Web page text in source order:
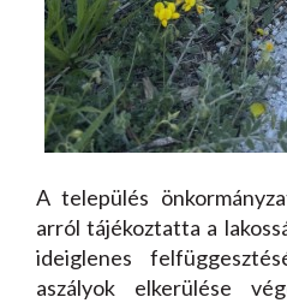
A település
arról tájékoztatta a
ideiglenes
aszályok elkerülése